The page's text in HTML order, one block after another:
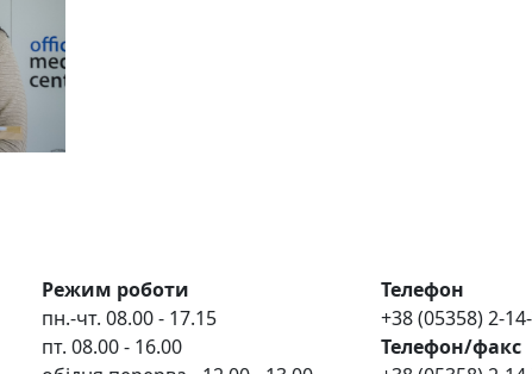
Режим роботи
пн.-чт. 08.00 - 17.15
пт. 08.00 - 16.00
Телефон
+38 (05358) 2-
Телефон/факс